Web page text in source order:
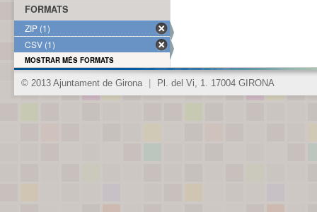
FORMATS
ZIP (1)
CSV (1)
MOSTRAR MÉS FORMATS
© 2013 Ajuntament de Girona Pl. del Vi, 1. 17004 GIRONA